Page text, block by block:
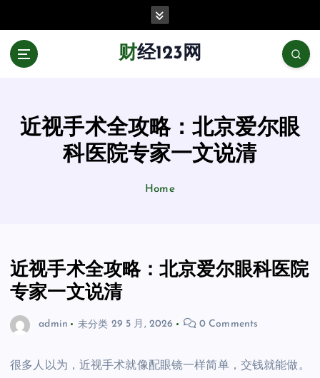
财经123网
近视手术全攻略：北京爱尔眼
科医院专家一文说清
Home
近视手术全攻略：北京爱尔眼科医院
专家一文说清
admin 未分类 29 5 月, 2026 0 Comments
很多人以为，近视手术就像配眼镜一样简单，交钱就能做。